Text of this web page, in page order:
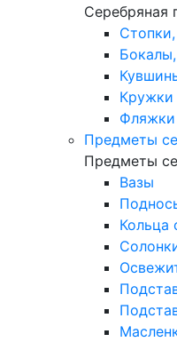
Серебряная
Кружки
Фляжки
Предметы
Предметы
Вазы
Кольца